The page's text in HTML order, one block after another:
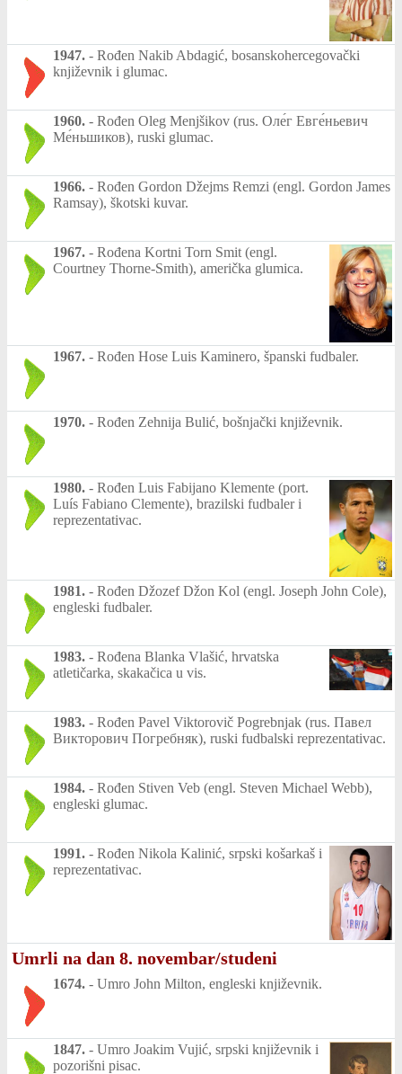
1947. - Rođen Nakib Abdagić, bosanskohercegovački
književnik i glumac.
1960. - Rođen Oleg Menjšikov (rus. Оле́г Евге́ньевич
Ме́ньшиков), ruski glumac.
1966. - Rođen Gordon Džejms Remzi (engl. Gordon James
Ramsay), škotski kuvar.
1967. - Rođena Kortni Torn Smit (engl.
Courtney Thorne-Smith), američka glumica.
1967. - Rođen Hose Luis Kaminero, španski fudbaler.
1970. - Rođen Zehnija Bulić, bošnjački književnik.
1980. - Rođen Luis Fabijano Klemente (port.
Luís Fabiano Clemente), brazilski fudbaler i
reprezentativac.
1981. - Rođen Džozef Džon Kol (engl. Joseph John Cole),
engleski fudbaler.
1983. - Rođena Blanka Vlašić, hrvatska
atletičarka, skakačica u vis.
1983. - Rođen Pavel Viktorovič Pogrebnjak (rus. Павел
Викторович Погребняк), ruski fudbalski reprezentativac.
1984. - Rođen Stiven Veb (engl. Steven Michael Webb),
engleski glumac.
1991. - Rođen Nikola Kalinić, srpski košarkaš i
reprezentativac.
Umrli na dan 8. novembar/studeni
1674. - Umro John Milton, engleski književnik.
1847. - Umro Joakim Vujić, srpski književnik i
pozorišni pisac.